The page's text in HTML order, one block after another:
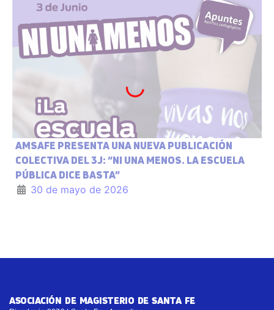
AMSAFE PRESENTA UNA NUEVA PUBLICACIÓN
COLECTIVA DEL 3J: “NI UNA MENOS. LA ESCUELA
PÚBLICA DICE BASTA”
30 de mayo de 2026
ASOCIACIÓN DE MAGISTERIO DE SANTA FE